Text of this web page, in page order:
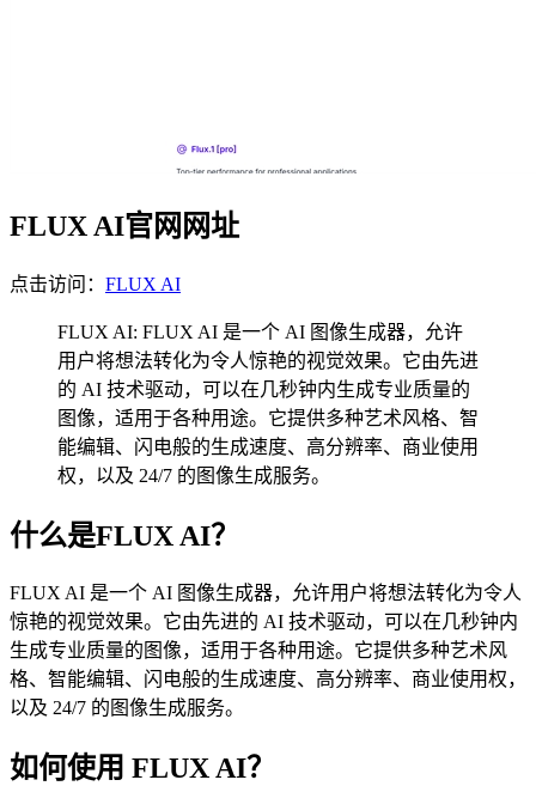
FLUX AI官网网址
点击访问： FLUX AI
FLUX AI: FLUX AI 是一个 AI 图像生成器，允许
用户将想法转化为令人惊艳的视觉效果。它由先进
的 AI 技术驱动，可以在几秒钟内生成专业质量的
图像，适用于各种用途。它提供多种艺术风格、智
能编辑、闪电般的生成速度、高分辨率、商业使用
权，以及 24/7 的图像生成服务。
什么是FLUX AI？
FLUX AI 是一个 AI 图像生成器，允许用户将想法转化为令人
惊艳的视觉效果。它由先进的 AI 技术驱动，可以在几秒钟内
生成专业质量的图像，适用于各种用途。它提供多种艺术风
格、智能编辑、闪电般的生成速度、高分辨率、商业使用权，
以及 24/7 的图像生成服务。
如何使用 FLUX AI？